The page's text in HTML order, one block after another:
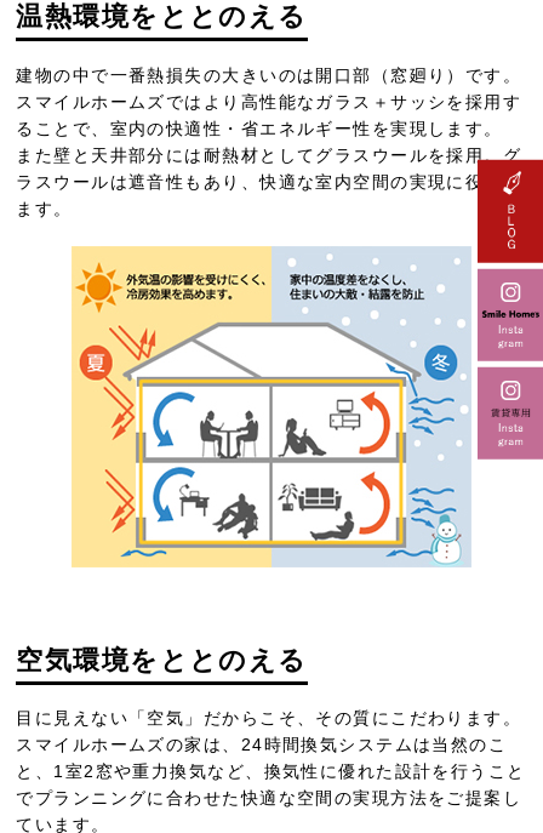
温熱環境をととのえる
建物の中で一番熱損失の大きいのは開口部（窓廻り）です。
スマイルホームズではより高性能なガラス＋サッシを採用す
ることで、室内の快適性・省エネルギー性を実現します。
また壁と天井部分には耐熱材としてグラスウールを採用。グ
ラスウールは遮音性もあり、快適な室内空間の実現に役立ち
ます。
空気環境をととのえる
目に見えない「空気」だからこそ、その質にこだわります。
スマイルホームズの家は、24時間換気システムは当然のこ
と、1室2窓や重力換気など、換気性に優れた設計を行うこと
でプランニングに合わせた快適な空間の実現方法をご提案し
ています。